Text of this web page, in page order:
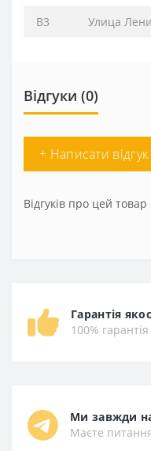
B3 Улица
Відгуки (0)
+ Написати відгук
Відгуків про цей
Гарантія
100%
Ми завжди
Маєте